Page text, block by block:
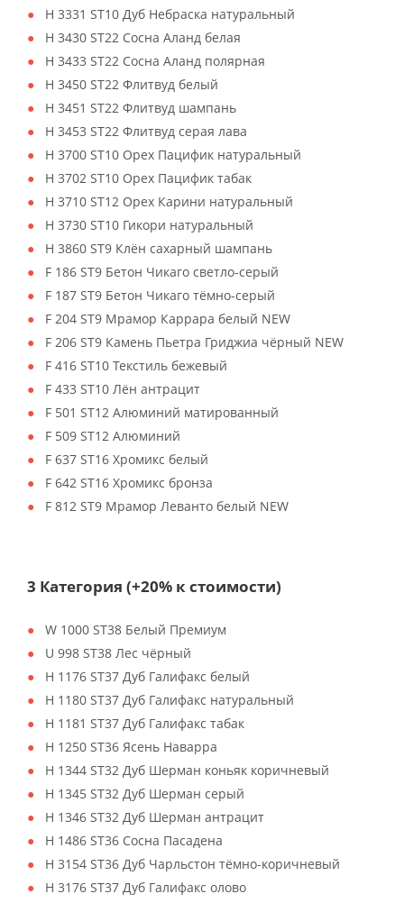
H 3331 ST10 Дуб Небраска натуральный
H 3430 ST22 Сосна Аланд белая
H 3433 ST22 Сосна Аланд полярная
H 3450 ST22 Флитвуд белый
H 3451 ST22 Флитвуд шампань
H 3453 ST22 Флитвуд серая лава
H 3700 ST10 Орех Пацифик натуральный
H 3702 ST10 Орех Пацифик табак
H 3710 ST12 Орех Карини натуральный
H 3730 ST10 Гикори натуральный
H 3860 ST9 Клён сахарный шампань
F 186 ST9 Бетон Чикаго светло-серый
F 187 ST9 Бетон Чикаго тёмно-серый
F 204 ST9 Мрамор Каррара белый NEW
F 206 ST9 Камень Пьетра Гриджиа чёрный NEW
F 416 ST10 Текстиль бежевый
F 433 ST10 Лён антрацит
F 501 ST12 Алюминий матированный
F 509 ST12 Алюминий
F 637 ST16 Хромикс белый
F 642 ST16 Хромикс бронза
F 812 ST9 Мрамор Леванто белый NEW
3 Категория (+20% к стоимости)
W 1000 ST38 Белый Премиум
U 998 ST38 Лес чёрный
H 1176 ST37 Дуб Галифакс белый
H 1180 ST37 Дуб Галифакс натуральный
H 1181 ST37 Дуб Галифакс табак
H 1250 ST36 Ясень Наварра
H 1344 ST32 Дуб Шерман коньяк коричневый
H 1345 ST32 Дуб Шерман серый
H 1346 ST32 Дуб Шерман антрацит
H 1486 ST36 Сосна Пасадена
H 3154 ST36 Дуб Чарльстон тёмно-коричневый
H 3176 ST37 Дуб Галифакс олово